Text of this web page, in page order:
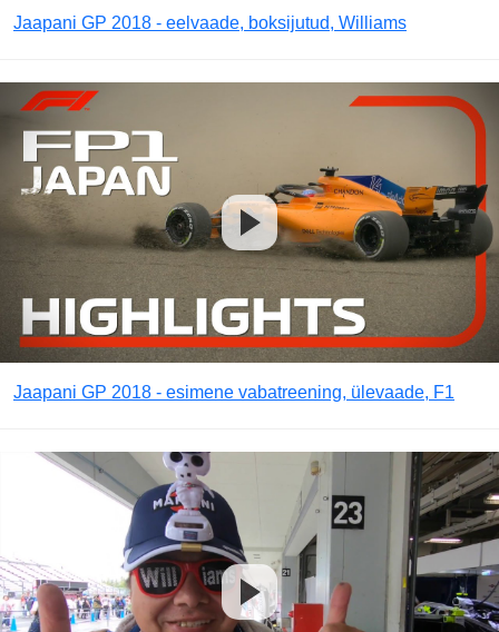
Jaapani GP 2018 - eelvaade, boksijutud, Williams
Jaapani GP 2018 - esimene vabatreening, ülevaade, F1